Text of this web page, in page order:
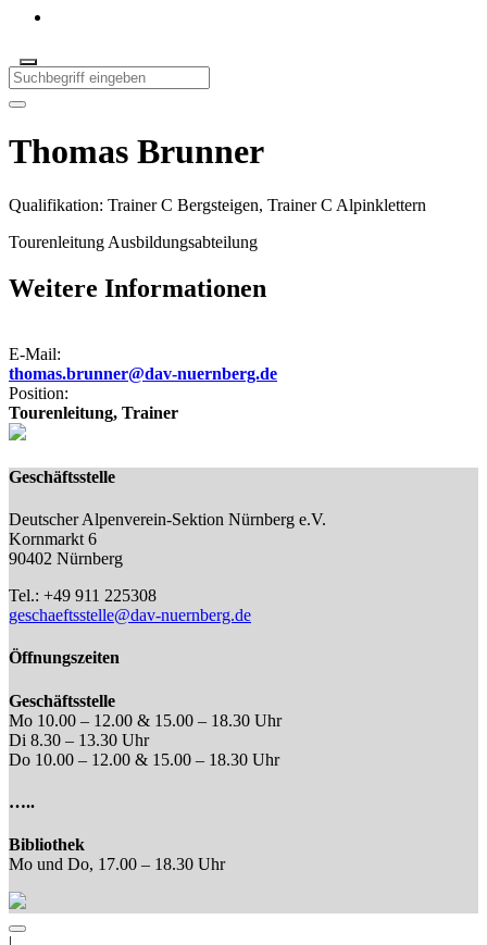
Thomas Brunner
Qualifikation: Trainer C Bergsteigen, Trainer C Alpinklettern
Tourenleitung Ausbildungsabteilung
Weitere Informationen
E-Mail:
thomas.brunner@dav-nuernberg.de
Position:
Tourenleitung, Trainer
Geschäftsstelle
Deutscher Alpenverein-Sektion Nürnberg e.V.
Kornmarkt 6
90402 Nürnberg
Tel.: +49 911 225308
geschaeftsstelle@dav-nuernberg.de
Öffnungszeiten
Geschäftsstelle
Mo 10.00 – 12.00 & 15.00 – 18.30 Uhr
Di 8.30 – 13.30 Uhr
Do 10.00 – 12.00 & 15.00 – 18.30 Uhr
…..
Bibliothek
Mo und Do, 17.00 – 18.30 Uhr